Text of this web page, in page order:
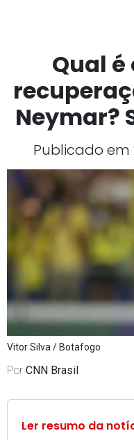
Qual
Neymar?
Publicado em
Vitor Silva / Botafogo
Por CNN Brasil
Ler resumo da